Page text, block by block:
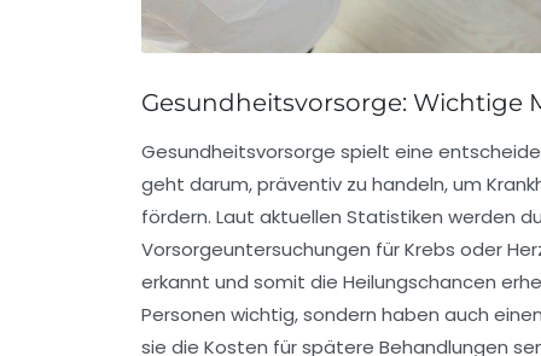
Gesundheitsvorsorge: Wichtige
Gesundheitsvorsorge spielt eine
geht darum, präventiv zu handeln, um
fördern. Laut aktuellen Statistiken werden
Vorsorgeuntersuchungen für Krebs oder
erkannt und somit die Heilungschancen
Personen wichtig, sondern haben auch
sie die Kosten für spätere Behandlungen